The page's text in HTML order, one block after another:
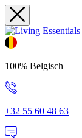
100% Belgisch
+32 55 60 48 63